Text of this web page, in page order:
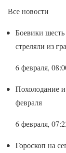
Все новости
Боевики
стреляли из
6 февраля,
Похолодание
февраля
6 февраля,
Гороскоп на